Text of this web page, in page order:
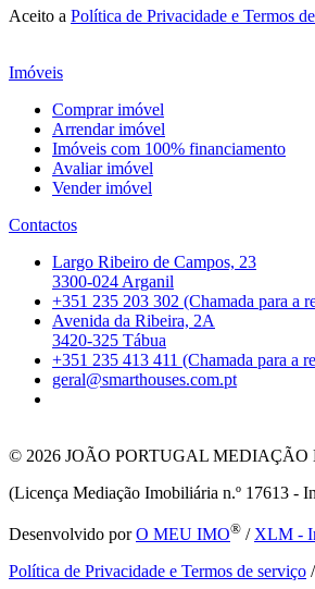
Aceito a Política de Privacidade e Termos
Imóveis
Comprar imóvel
Arrendar imóvel
Imóveis com 100% financiamento
Avaliar imóvel
Vender imóvel
Contactos
Largo Ribeiro de Campos, 23
3300-024 Arganil
+351 235 203 302 (Chamada para a
Avenida da Ribeira, 2A
3420-325 Tábua
+351 235 413 411 (Chamada para a
geral@smarthouses.com.pt
© 2026 JOÃO PORTUGAL MEDIAÇÃO
(Licença Mediação Imobiliária n.º 17613 -
Desenvolvido porO MEU IMO® / XLM -
Política de Privacidade e Termos de serviço /